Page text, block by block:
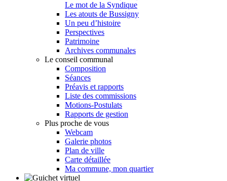
Le mot de la Syndique
Les atouts de Bussigny
Un peu d’histoire
Perspectives
Patrimoine
Archives communales
Le conseil communal
Composition
Séances
Préavis et rapports
Liste des commissions
Motions-Postulats
Rapports de gestion
Plus proche de vous
Webcam
Galerie photos
Plan de ville
Carte détaillée
Ma commune, mon quartier